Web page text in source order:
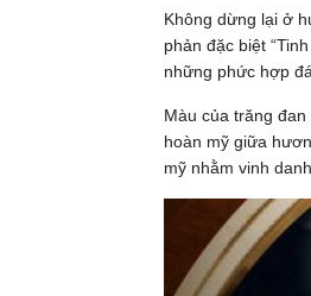
Không dừng lại ở
phản đặc biệt
những phức hợp
Màu của trăng
hoàn mỹ giữa
mỹ nhằm vinh